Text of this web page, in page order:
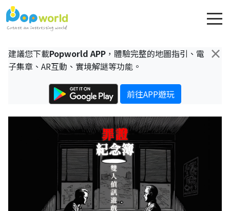
×
建議您下載Popworld APP ，體驗完整的地圖指引、電
子集章、AR互動、實境解謎等功能。
前往APP遊玩